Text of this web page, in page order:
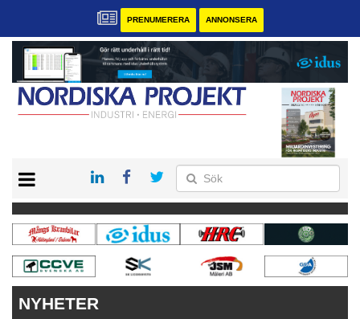
PRENUMERERA ANNONSERA
KONTAKT
VÅRA ANDRA MAGASIN
PRENUMERERA
ANNONSERA
NYHETER